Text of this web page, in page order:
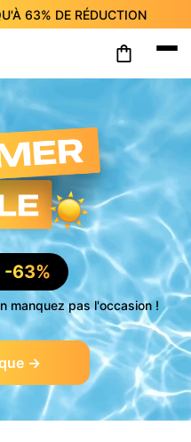
63% DE RÉDUCTION
DE RÉDUCTION
63%
63%DE RÉDUCTION
63%DE RÉDUCTION
-63%
manquez pas l'occasion !
→